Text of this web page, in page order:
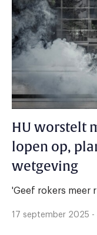
HU worstelt
lopen op,
wetgeving
'Geef rokers meer
17 september 2025 -